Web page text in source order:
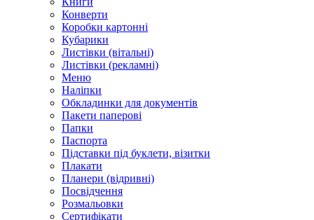
Конверти
Коробки картонні
Кубарики
Листівки (вітальні)
Листівки (рекламні)
Меню
Наліпки
Обкладинки для документів
Пакети паперові
Папки
Паспорта
Підставки під буклети, візитки
Плакати
Планери (відривні)
Посвідчення
Розмальовки
Сертифікати